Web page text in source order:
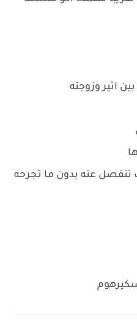
اثير وزوجته
عنه بدون ما تجرحه
سكيرهوم